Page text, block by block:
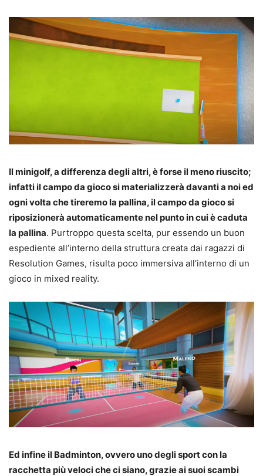
Il minigolf, a differenza degli altri, è forse il meno riuscito;
infatti il campo da gioco si materializzerà davanti a noi ed
ogni volta che tireremo la pallina, il campo da gioco si
riposizionerà automaticamente nel punto in cui è caduta
la pallina. Purtroppo questa scelta, pur essendo un buon
espediente all’interno della struttura creata dai ragazzi di
Resolution Games, risulta poco immersiva all’interno di un
gioco in mixed reality.
Ed infine il Badminton, ovvero uno degli sport con la
racchetta più veloci che ci siano, grazie ai suoi scambi